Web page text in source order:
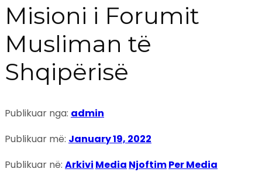
Misioni i Forumit
Musliman të
Shqipërisë
Publikuar nga: admin
Publikuar më: January 19, 2022
Publikuar në: Arkivi Media NjoftimPer Media